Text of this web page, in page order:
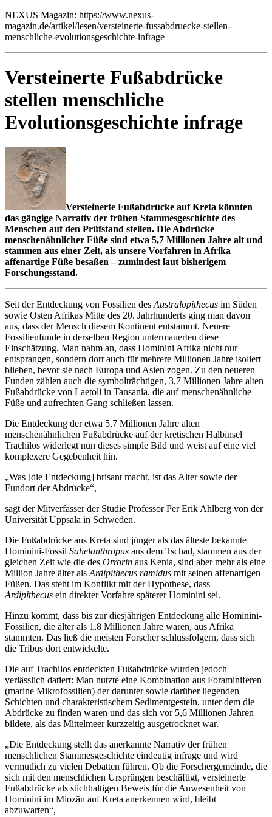
NEXUS Magazin: https://www.nexus-
magazin.de/artikel/lesen/versteinerte-fussabdruecke-stellen-
menschliche-evolutionsgeschichte-infrage
Versteinerte Fußabdrücke
stellen menschliche
Evolutionsgeschichte infrage
Versteinerte Fußabdrücke auf Kreta könnten
das gängige Narrativ der frühen Stammesgeschichte des
Menschen auf den Prüfstand stellen. Die Abdrücke
menschenähnlicher Füße sind etwa 5,7 Millionen Jahre alt und
stammen aus einer Zeit, als unsere Vorfahren in Afrika
affenartige Füße besaßen – zumindest laut bisherigem
Forschungsstand.
Seit der Entdeckung von Fossilien des Australopithecus im Süden
sowie Osten Afrikas Mitte des 20. Jahrhunderts ging man davon
aus, dass der Mensch diesem Kontinent entstammt. Neuere
Fossilienfunde in derselben Region untermauerten diese
Einschätzung. Man nahm an, dass Hominini Afrika nicht nur
entsprangen, sondern dort auch für mehrere Millionen Jahre isoliert
blieben, bevor sie nach Europa und Asien zogen. Zu den neueren
Funden zählen auch die symbolträchtigen, 3,7 Millionen Jahre alten
Fußabdrücke von Laetoli in Tansania, die auf menschenähnliche
Füße und aufrechten Gang schließen lassen.
Die Entdeckung der etwa 5,7 Millionen Jahre alten
menschenähnlichen Fußabdrücke auf der kretischen Halbinsel
Trachilos widerlegt nun dieses simple Bild und weist auf eine viel
komplexere Gegebenheit hin.
„Was [die Entdeckung] brisant macht, ist das Alter sowie der
Fundort der Abdrücke“,
sagt der Mitverfasser der Studie Professor Per Erik Ahlberg von der
Universität Uppsala in Schweden.
Die Fußabdrücke aus Kreta sind jünger als das älteste bekannte
Hominini-Fossil Sahelanthropus aus dem Tschad, stammen aus der
gleichen Zeit wie die des Orrorin aus Kenia, sind aber mehr als eine
Million Jahre älter als Ardipithecus ramidus mit seinen affenartigen
Füßen. Das steht im Konflikt mit der Hypothese, dass
Ardipithecus ein direkter Vorfahre späterer Hominini sei.
Hinzu kommt, dass bis zur diesjährigen Entdeckung alle Hominini-
Fossilien, die älter als 1,8 Millionen Jahre waren, aus Afrika
stammten. Das ließ die meisten Forscher schlussfolgern, dass sich
die Tribus dort entwickelte.
Die auf Trachilos entdeckten Fußabdrücke wurden jedoch
verlässlich datiert: Man nutzte eine Kombination aus Foraminiferen
(marine Mikrofossilien) der darunter sowie darüber liegenden
Schichten und charakteristischem Sedimentgestein, unter dem die
Abdrücke zu finden waren und das sich vor 5,6 Millionen Jahren
bildete, als das Mittelmeer kurzzeitig ausgetrocknet war.
„Die Entdeckung stellt das anerkannte Narrativ der frühen
menschlichen Stammesgeschichte eindeutig infrage und wird
vermutlich zu vielen Debatten führen. Ob die Forschergemeinde, die
sich mit den menschlichen Ursprüngen beschäftigt, versteinerte
Fußabdrücke als stichhaltigen Beweis für die Anwesenheit von
Hominini im Miozän auf Kreta anerkennen wird, bleibt
abzuwarten“,